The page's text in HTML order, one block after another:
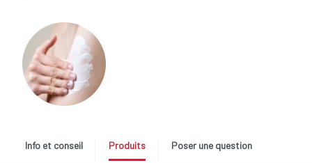
Info et conseil Produits Poser une question